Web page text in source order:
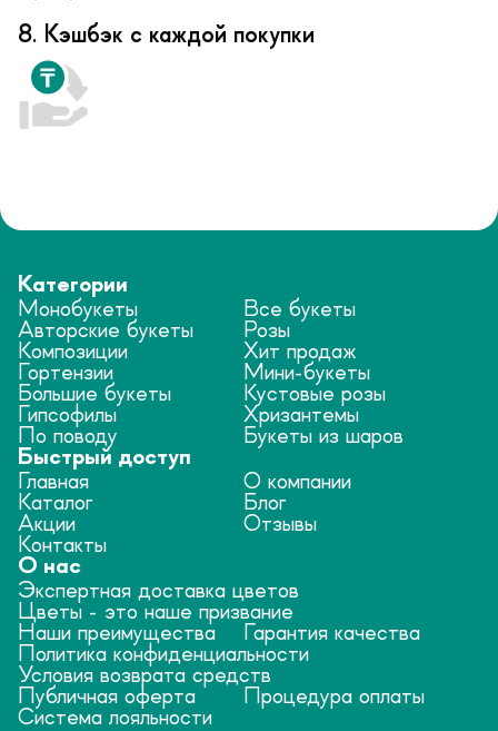
8. Кэшбэк с каждой покупки
Категории
Монобукеты
Все букеты
Авторские букеты
Розы
Композиции
Хит продаж
Гортензии
Мини-букеты
Большие букеты
Кустовые розы
Гипсофилы
Хризантемы
По поводу
Букеты из шаров
Быстрый доступ
Главная
О компании
Каталог
Блог
Акции
Отзывы
Контакты
О нас
Экспертная доставка цветов
Цветы - это наше призвание
Наши преимущества
Гарантия качества
Политика конфиденциальности
Условия возврата средств
Публичная оферта
Процедура оплаты
Система лояльности